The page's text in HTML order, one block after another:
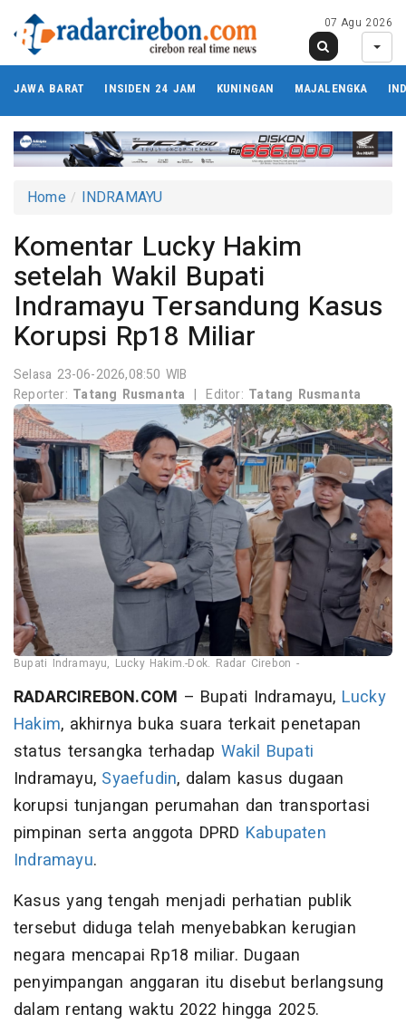
07 Agu 2026
JAWA BARAT INSIDEN 24 JAM KUNINGAN MAJALENGKA
Home INDRAMAYU
Komentar Lucky Hakim
setelah Wakil Bupati
Indramayu Tersandung Kasus
Korupsi Rp18 Miliar
Selasa 23-06-2026,08:50 WIB
Reporter: Tatang Rusmanta | Editor: Tatang Rusmanta
Bupati Indramayu, Lucky Hakim.-Dok. Radar Cirebon -
RADARCIREBON.COM – Bupati Indramayu, Lucky
Hakim, akhirnya buka suara terkait penetapan
status tersangka terhadap Wakil Bupati
Indramayu, Syaefudin, dalam kasus dugaan
korupsi tunjangan perumahan dan transportasi
pimpinan serta anggota DPRD Kabupaten
Indramayu.
Kasus yang tengah menjadi perhatian publik
tersebut diduga telah menyebabkan kerugian
negara mencapai Rp18 miliar. Dugaan
penyimpangan anggaran itu disebut berlangsung
dalam rentang waktu 2022 hingga 2025.